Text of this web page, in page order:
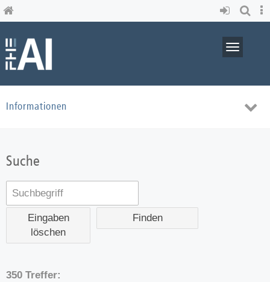
Skip
to
content
Toggle
Informationen
Toggle
Suche
Eingaben
löschen
350 Treffer: